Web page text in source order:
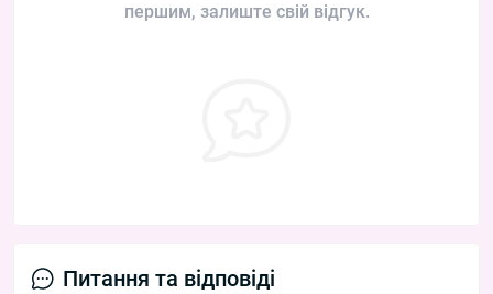
першим, залиште свій відгук.
Питання та відповіді